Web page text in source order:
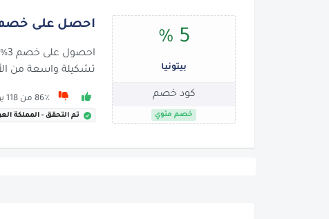
5 %
بيتونيا
كود خصم
خصم مئوي
احصل على خصم 3% من
تشكيلة واسعة من
86٪ من 118 يوصون بها
تم التحقق - المملكة